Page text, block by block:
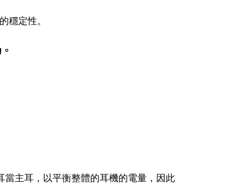
穩定性。
當主耳，以平衡整體的耳機的電量，因此